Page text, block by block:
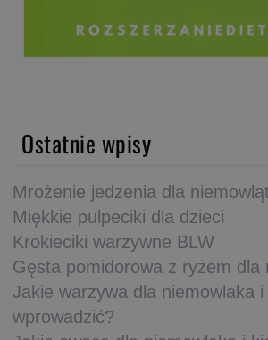
Ostatnie wpisy
Mrożenie jedzenia dla niemowląt
Miękkie pulpeciki dla dzieci
Krokieciki warzywne BLW
Gęsta pomidorowa z ryżem dla
Jakie warzywa dla niemowlaka
wprowadzić?